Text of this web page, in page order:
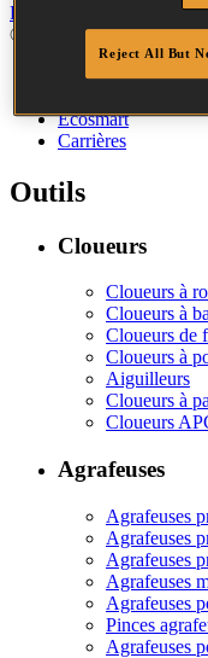
Politique de
© 2026 Stanley Bostitch
Notre société
Ecosmart
Carrières
Outils
Cloueurs
Cloueurs à
Cloueurs à
Cloueurs de
Cloueurs à
Aiguilleurs
Cloueurs à
Cloueurs
Agrafeuses
Agrafeuses
Agrafeuses
Agrafeuses
Agrafeuses
Agrafeuses
Pinces
Agrafeuses
Reject All But